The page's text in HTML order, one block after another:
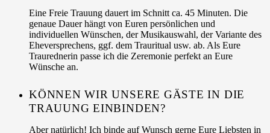
Eine Freie Trauung dauert im Schnitt ca. 45 Minuten. Die
genaue Dauer hängt von Euren persönlichen und
individuellen Wünschen, der Musikauswahl, der Variante des
Eheversprechens, ggf. dem Trauritual usw. ab. Als Eure
Traurednerin passe ich die Zeremonie perfekt an Eure
Wünsche an.
KÖNNEN WIR UNSERE GÄSTE IN DIE
TRAUUNG EINBINDEN?
Aber natürlich! Ich binde auf Wunsch gerne Eure Liebsten in